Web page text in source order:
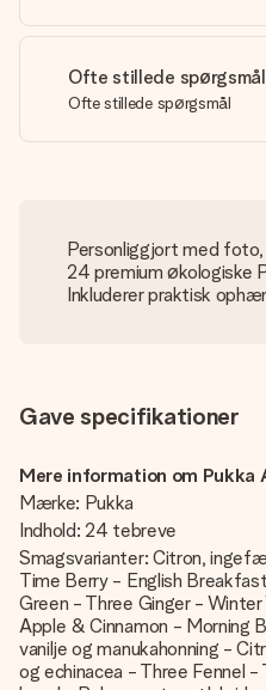
Ofte stillede spørgsmål
Ofte stillede spørgsmål
Personliggjort med foto,
24 premium økologiske
Inkluderer praktisk
Gave specifikationer
Mere information om Pukka
Mærke: Pukka
Indhold: 24 tebreve
Smagsvarianter: Citron,
Time Berry - English
Green - Three Ginger -
Apple & Cinnamon - Morning
vanilje og manukahonning -
og echinacea - Three Fennel